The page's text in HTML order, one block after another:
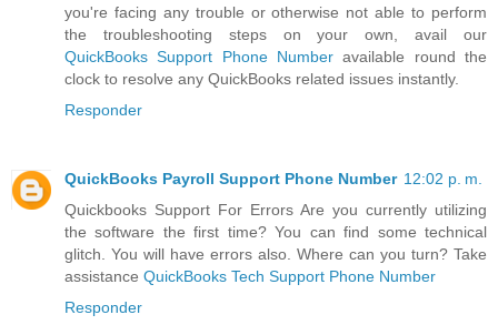
you're facing any trouble or otherwise not able to perform
the troubleshooting steps on your own, avail our
QuickBooks Support Phone Number available round the
clock to resolve any QuickBooks related issues instantly.
Responder
QuickBooks Payroll Support Phone Number 12:02 p. m.
Quickbooks Support For Errors Are you currently utilizing
the software the first time? You can find some technical
glitch. You will have errors also. Where can you turn? Take
assistance QuickBooks Tech Support Phone Number
Responder